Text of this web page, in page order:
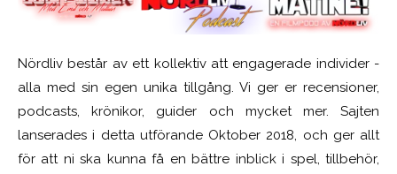
Nördliv består av ett kollektiv att engagerade individer -
alla med sin egen unika tillgång. Vi ger er recensioner,
podcasts, krönikor, guider och mycket mer. Sajten
lanserades i detta utförande Oktober 2018, och ger allt
för att ni ska kunna få en bättre inblick i spel, tillbehör,